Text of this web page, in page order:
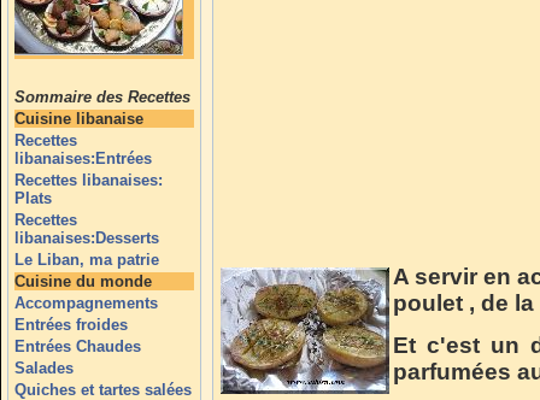
Sommaire des Recettes
Cuisine libanaise
Recettes
libanaises:Entrées
Recettes libanaises:
Plats
Recettes
libanaises:Desserts
Le Liban, ma patrie
Cuisine du monde
Accompagnements
Entrées froides
Entrées Chaudes
Salades
Quiches et tartes salées
A servir en
poulet , de
Et c'est un
parfumées